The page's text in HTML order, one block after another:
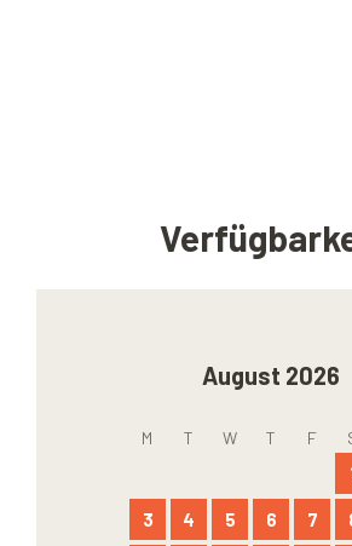
August 2026
M T W T F
3 4 5 6 7